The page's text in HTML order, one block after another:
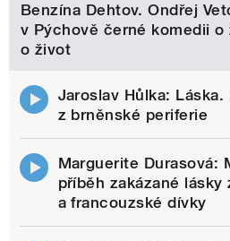
Benzína Dehtov. Ondřej
v Pýchově černé komedii o
o život
Jaroslav Hůlka:
z brněnské periferie
Marguerite Durasová:
příběh zakázané lásky
a francouzské dívky